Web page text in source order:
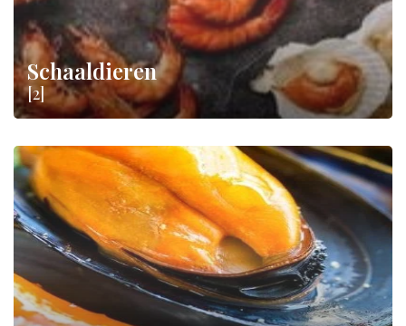
Schaaldieren
[2]